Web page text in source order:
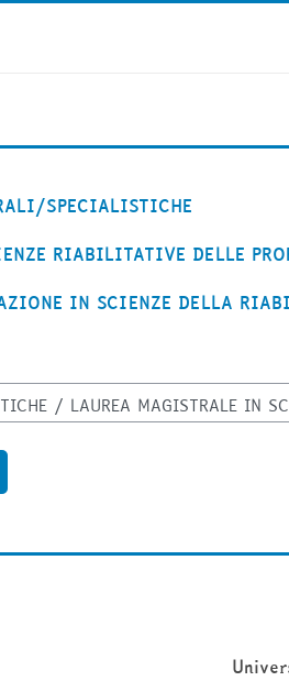
SPECIALISTICHE
RIABILITATIVE DELLE
IN SCIENZE DELLA
corsi